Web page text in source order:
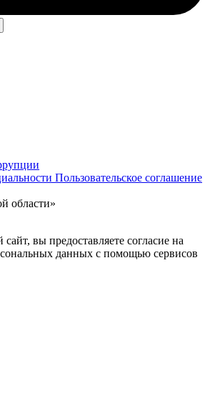
Пользовательское соглашение
области»
вы предоставляете согласие на
данных с помощью сервисов